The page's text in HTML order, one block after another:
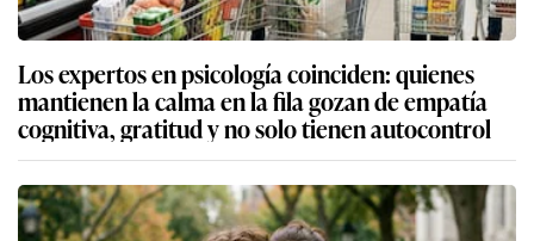
Los expertos en psicología coinciden: quienes
mantienen la calma en la fila gozan de empatía
cognitiva, gratitud y no solo tienen autocontrol